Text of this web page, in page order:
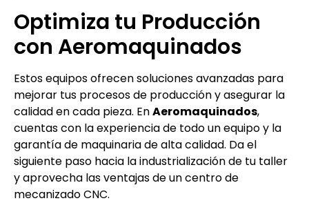
Optimiza tu Producción
con Aeromaquinados
Estos equipos ofrecen soluciones avanzadas para
mejorar tus procesos de producción y asegurar la
calidad en cada pieza. EnAeromaquinados,
cuentas con la experiencia de todo un equipo y la
garantía de maquinaria de alta calidad. Da el
siguiente paso hacia la industrialización de tu taller
y aprovecha las ventajas de un centro de
mecanizado CNC.